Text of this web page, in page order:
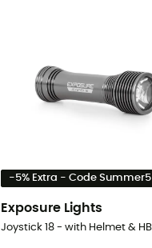
-5% Extra - Code Summer5
Exposure Lights